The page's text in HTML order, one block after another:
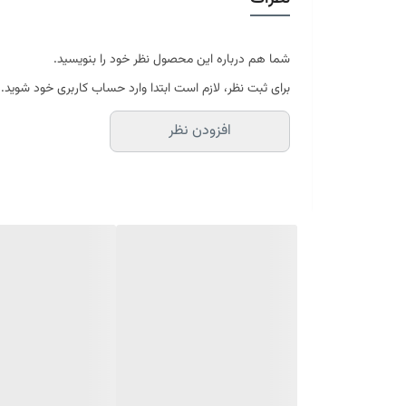
موجود در سایز بندی : 4 ، 6 ، 9 ، 12 متری ( قابل سفارش در ابعاد دلخواه-سایز غیر استاندارد)
ابعاد 6 متری : 200*300 سانتیمتر
ابعاد 9 متری : 250*350 سانتیمتر
ابعاد 12 متری : 300*400 سانتیمتر
ارسال کالای خواب متین تا کمتر از 30 روز کاری آینده
شما هم درباره این محصول نظر خود را بنویسید.
برای ثبت نظر، لازم است ابتدا وارد حساب کاربری خود شوید.
افزودن نظر